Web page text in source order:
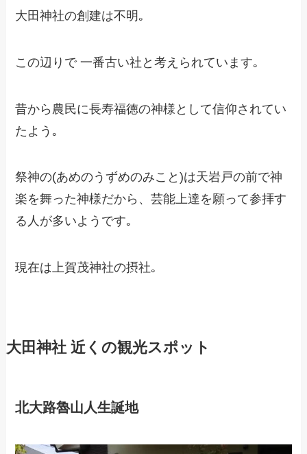
大田神社の創建は不明｡
この辺りで 一番古い社と考えられています｡
昔から農民に長寿福徳の神様として信仰されてい
たよう｡
祭神の(あめのうずめのみこと)は天岩戸の前で神
楽を舞った神様だから、芸能上達を願って参拝す
る人が多いようです｡
現在は上賀茂神社の摂社｡
大田神社 近くの観光スポット
北大路魯山人生誕地